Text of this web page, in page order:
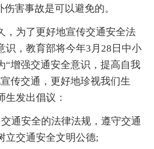
害事故是可以避免的。
，为了更好地宣传交通安全法
识，教育部将今年3月28日中小
“增强交通安全意识，提高自我
传交通，更好地珍视我们生
生发出倡议：
通安全的法律法规，遵守交通
立交通安全文明公德;